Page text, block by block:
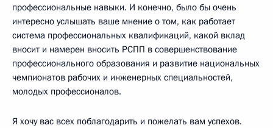
профессиональные навыки. И конечно, было бы очень
интересно услышать ваше мнение о том, как работает
система профессиональных квалификаций, какой вклад
вносит и намерен вносить РСПП в совершенствование
профессионального образования и развитие национальных
чемпионатов рабочих и инженерных специальностей,
молодых профессионалов.
Я хочу вас всех поблагодарить и пожелать вам успехов.